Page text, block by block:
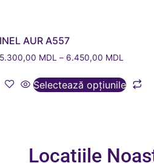
INEL AUR A557
5.300,00 MDL – 6.450,00 MDL
Selectează opțiunile
Locațiile